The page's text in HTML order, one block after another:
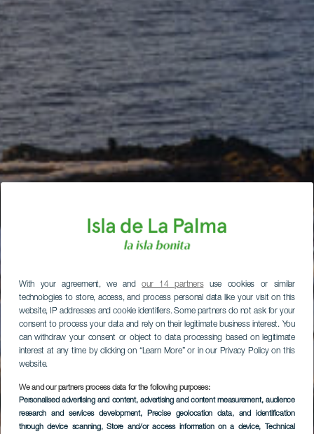
With your agreement, we andour 14 partnersuse cookies or similar
technologies to store, access, and process personal data like your visit on this
website, IP addresses and cookie identifiers. Some partners do not ask for your
consent to process your data and rely on their legitimate business interest. You
can withdraw your consent or object to data processing based on legitimate
interest at any time by clicking on “Learn More” or in our Privacy Policy on this
website.
We and our partners process data for the following purposes:
Personalised advertising and content, advertising and content measurement, audience
research and services development, Precise geolocation data, and identification
through device scanning, Store and/or access information on a device, Technical